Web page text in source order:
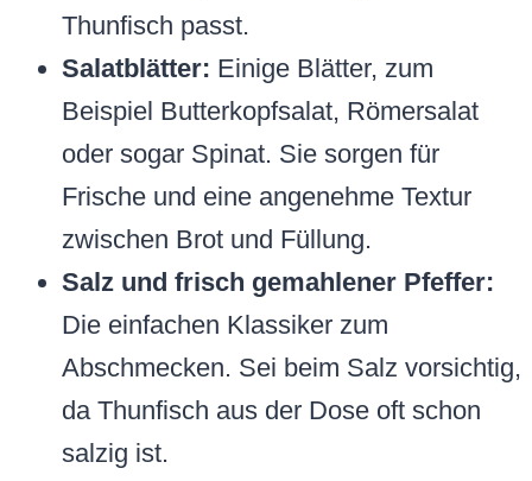
Thunfisch passt.
Salatblätter: Einige Blätter, zum
Beispiel Butterkopfsalat, Römersalat
oder sogar Spinat. Sie sorgen für
Frische und eine angenehme Textur
zwischen Brot und Füllung.
Salz und frisch gemahlener Pfeffer:
Die einfachen Klassiker zum
Abschmecken. Sei beim Salz vorsichtig,
da Thunfisch aus der Dose oft schon
salzig ist.